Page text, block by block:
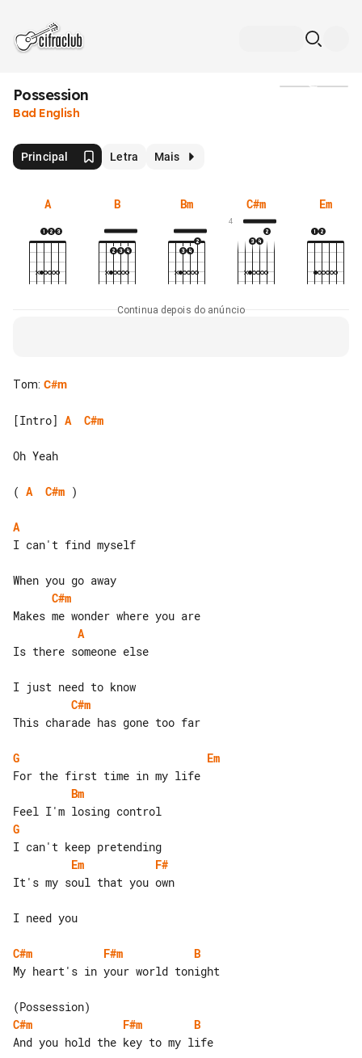
Possession
Bad English
Principal Letra Mais
A B Bm C#m
4
Em
Continua depois do anúncio
Tom: C#m
[Intro] A C#m
Oh Yeah
( A C#m )
A
I can't find myself
C#m
A
Is there someone else
C#m
This charade has gone too far
G
Em
Bm
G
Em
F#
It's my soul that you own
I need you
C#m F#m
B
My heart's in your world tonight
C#m
F#m
B
And you hold the key to my life